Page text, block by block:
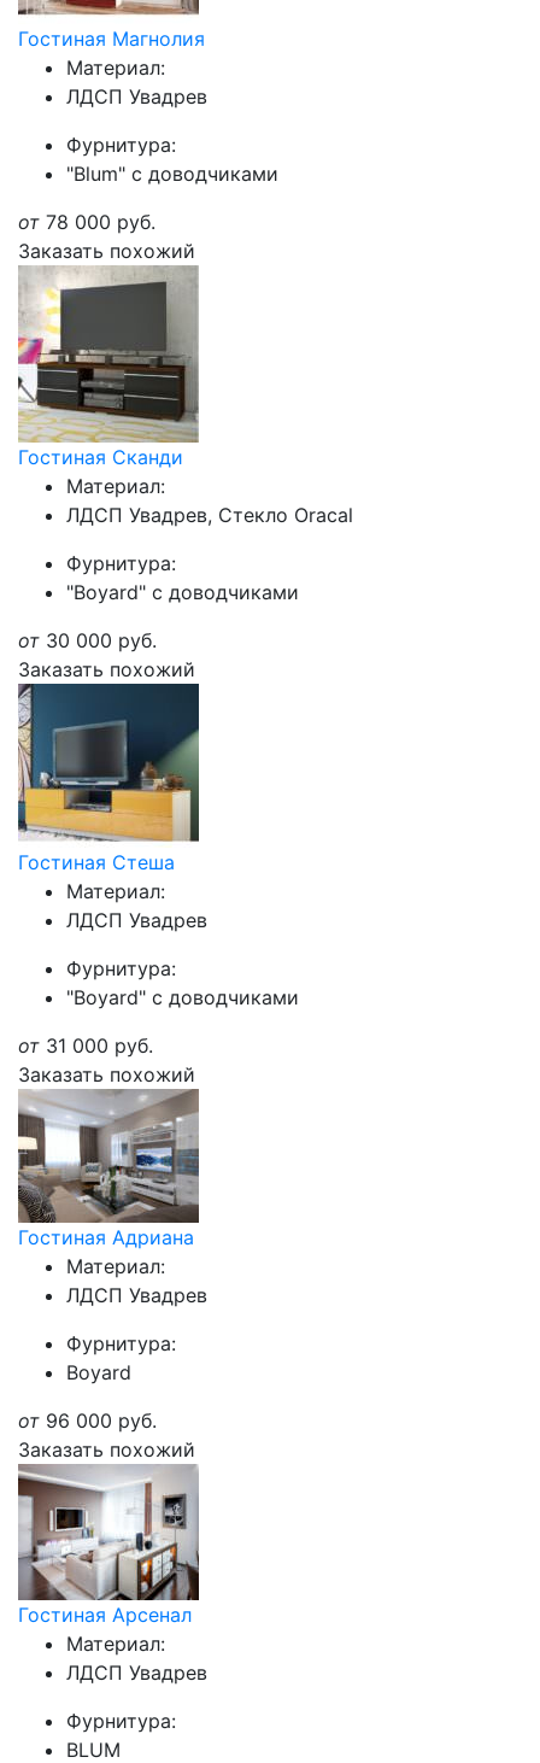
Гостиная Магнолия
Материал:
ЛДСП Увадрев
Фурнитура:
"Blum" с доводчиками
от 78 000 руб.
Заказать похожий
Гостиная Сканди
Материал:
ЛДСП Увадрев, Стекло Oracal
Фурнитура:
"Boyard" с доводчиками
от 30 000 руб.
Заказать похожий
Гостиная Стеша
Материал:
ЛДСП Увадрев
Фурнитура:
"Boyard" с доводчиками
от 31 000 руб.
Заказать похожий
Гостиная Адриана
Материал:
ЛДСП Увадрев
Фурнитура:
Boyard
от 96 000 руб.
Заказать похожий
Гостиная Арсенал
Материал:
ЛДСП Увадрев
Фурнитура:
BLUM